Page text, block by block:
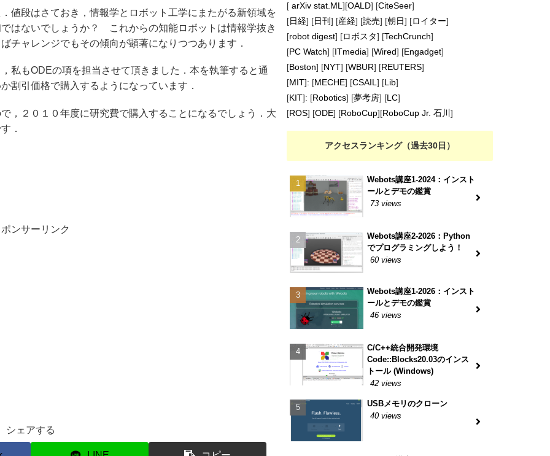
値段はさておき，情報学とロボット工学にまたがる新領域を
はないでしょうか？ これからの知能ロボットは情報学抜き
チャレンジでもその傾向が顕著になりつつあります．
私もODEの項を担当させて頂きました．本を執筆すると通
割引価格で購入するようになっています．
，２０１０年度に研究費で購入することになるでしょう．大
．
ポンサーリンク
シェアする
[ arXiv stat.ML ][OALD] [CiteSeer]
[日経] [日刊 ] [産経] [読売] [朝日] [ロイター]
[robot digest] [ロボスタ] [TechCrunch]
[PC Watch] [ITmedia] [Wired] [Engadget]
[Boston] [NYT] [WBUR] [REUTERS]
[MIT]: [MECHE] [CSAIL ] [Lib]
[KIT]: [Robotics] [夢考房] [LC]
[ROS] [ODE] [RoboCup][RoboCup Jr. 石川 ]
アクセスランキング（過去30日）
Webots講座1-2024：インスト
ールとデモの鑑賞
73 views
Webots講座2-2026：Python
でプログラミングしよう！
60 views
Webots講座1-2026：インスト
ールとデモの鑑賞
46 views
C/C++統合開発環境
Code::Blocks20.03のインス
トール (Windows)
42 views
USBメモリのクローン
40 views